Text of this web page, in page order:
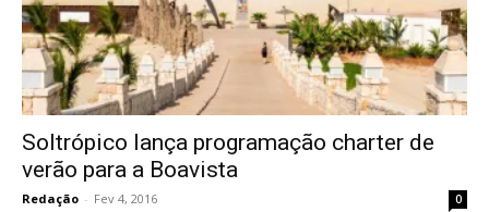
Soltrópico lança programação charter de
verão para a Boavista
Redação - Fev 4, 2016 0